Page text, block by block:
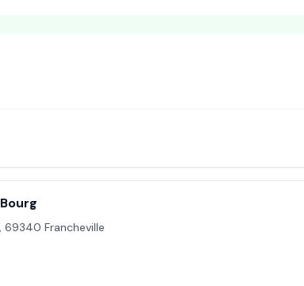
, 69340 Francheville